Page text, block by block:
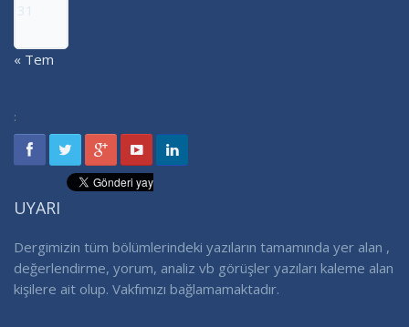
31
« Tem
:
UYARI
Dergimizin tüm bölümlerindeki yazıların tamamında yer alan ,
değerlendirme, yorum, analiz vb görüşler yazıları kaleme alan
kişilere ait olup. Vakfımızı bağlamamaktadır.